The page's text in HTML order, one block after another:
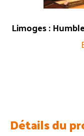
Limoges :
Détails du